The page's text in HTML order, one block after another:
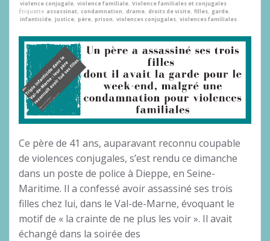
violence conjugale, violence familiale, Violence familiales et conjugales
Étiquette assassinat, condamnation, drame, droits de visite, filles, garde,
infanticide, Justice, père, prison, violences conjugales, violences familiales
Ce père de 41 ans, auparavant reconnu coupable
de violences conjugales, s’est rendu ce dimanche
dans un poste de police à Dieppe, en Seine-
Maritime. Il a confessé avoir assassiné ses trois
filles chez lui, dans le Val-de-Marne, évoquant le
motif de « la crainte de ne plus les voir ». Il avait
échangé dans la soirée des